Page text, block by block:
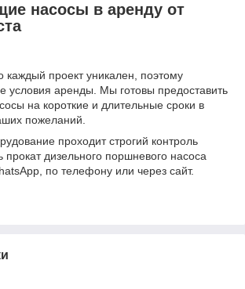
насосы в аренду от
проект уникален, поэтому
условия аренды. Мы готовы предоставить
на короткие и длительные сроки в
пожеланий.
проходит строгий контроль
прокат дизельного поршневого насоса
по телефону или через сайт.